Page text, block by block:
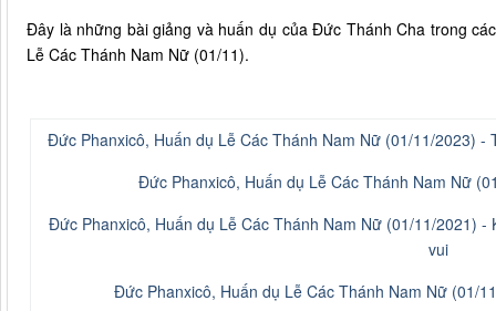
Đây là những bài giảng và huấn dụ của Đức Thánh Cha trong
Lễ Các Thánh Nam Nữ (01/11).
Đức Phanxicô, Huấn dụ Lễ Các Thánh Nam Nữ (01/11/2023)
Đức Phanxicô, Huấn dụ Lễ Các Thánh Nam Nữ
Đức Phanxicô, Huấn dụ Lễ Các Thánh Nam Nữ (01/11/2021)
vui
Đức Phanxicô, Huấn dụ Lễ Các Thánh Nam Nữ (01/